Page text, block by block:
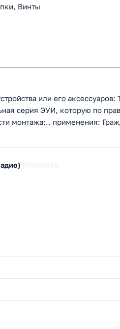
Винты
или его
серия ЭУИ, которую по
монтажа:.. применения: